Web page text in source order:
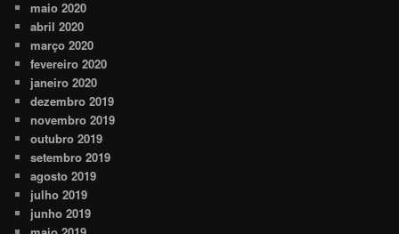
maio 2020
abril 2020
março 2020
fevereiro 2020
janeiro 2020
dezembro 2019
novembro 2019
outubro 2019
setembro 2019
agosto 2019
julho 2019
junho 2019